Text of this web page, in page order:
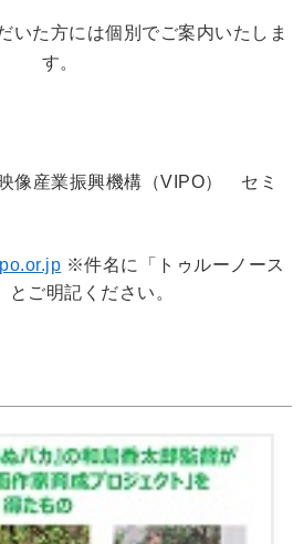
いた方には個別でご案内いたしま
す。
像産業振興機構（VIPO） セミ
※件名に「トゥルーノース
ご明記ください。